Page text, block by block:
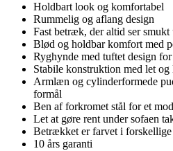
Holdbart look og komfortabel
Rummelig og aflang design
Fast betræk, der altid ser smukt
Blød og holdbar komfort med
Ryghynde med tuftet design
Stabile konstruktion med let
Armlæn og cylinderformede
formål
Ben af forkromet stål for et
Let at gøre rent under sofaen
Betrækket er farvet i
10 års garanti